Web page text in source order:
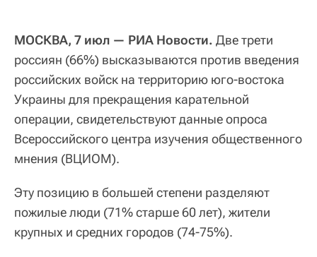
МОСКВА, 7 июл — РИА Новости. Две трети
россиян (66%) высказываются против введения
российских войск на территорию юго-востока
Украины для прекращения карательной
операции, свидетельствуют данные опроса
Всероссийского центра изучения общественного
мнения (ВЦИОМ).
Эту позицию в большей степени разделяют
пожилые люди (71% старше 60 лет), жители
крупных и средних городов (74-75%).